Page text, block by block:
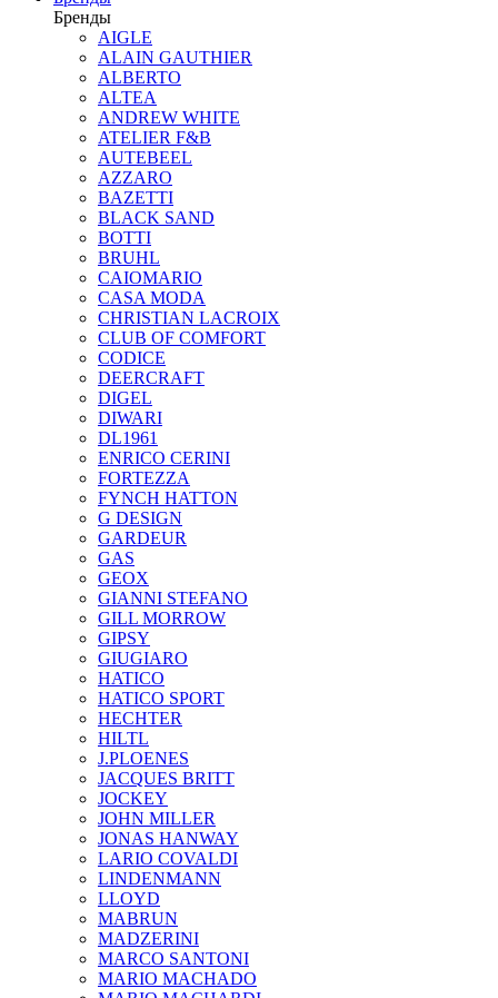
Бренды
AIGLE
ALAIN GAUTHIER
ALBERTO
ALTEA
ANDREW WHITE
ATELIER F&B
AUTEBEEL
AZZARO
BAZETTI
BLACK SAND
BOTTI
BRUHL
CAIOMARIO
CASA MODA
CHRISTIAN LACROIX
CLUB OF COMFORT
CODICE
DEERCRAFT
DIGEL
DIWARI
DL1961
ENRICO CERINI
FORTEZZA
FYNCH HATTON
G DESIGN
GARDEUR
GAS
GEOX
GIANNI STEFANO
GILL MORROW
GIPSY
GIUGIARO
HATICO
HATICO SPORT
HECHTER
HILTL
J.PLOENES
JAСQUES BRITT
JOCKEY
JOHN MILLER
JONAS HANWAY
LARIO COVALDI
LINDENMANN
LLOYD
MABRUN
MADZERINI
MARCO SANTONI
MARIO MACHADO